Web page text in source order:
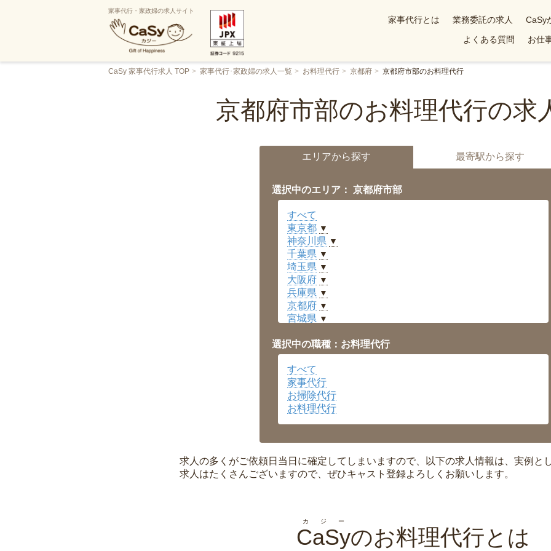
家事代行・家政婦の求人サイト
家事代行とは 業務委託の求人 CaSy
よくある質問
お仕
CaSy 家事代行求人 TOP 家事代行･家政婦の求人一覧 お料理代行 京都府 京都府市部のお料理代行
京都府市部のお料理代行の求
エリアから探す 最寄駅から探す
選択中のエリア： 京都府市部
すべて
東京都 ▼
神奈川県 ▼
千葉県 ▼
埼玉県 ▼
大阪府 ▼
兵庫県 ▼
京都府 ▼
宮城県 ▼
福井県 ▼
岡山県 ▼
広島県
沖縄県 ▼
選択中の職種：お料理代行
すべて
家事代行
お掃除代行
お料理代行
求人の多くがご依頼日当日に確定してしまいますので、以下の求人情報は、実例と
求人はたくさんございますので、ぜひキャスト登録よろしくお願いします。
CaSy
カジー
のお料理代行とは